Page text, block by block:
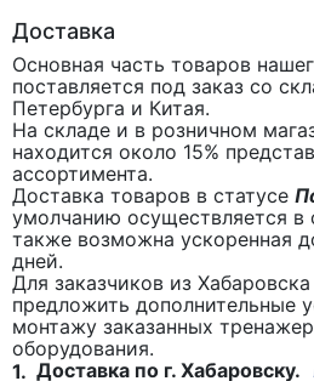
Доставка
Основная часть товаров
поставляется под заказ со
Петербурга и Китая.
На складе и в розничном
находится около 15%
ассортимента.
Доставка товаров в статусе
умолчанию осуществляется в
также возможна ускоренная
дней.
Для заказчиков из
предложить дополнительные
монтажу заказанных
оборудования.
1. Доставка по г. Хабаровску.